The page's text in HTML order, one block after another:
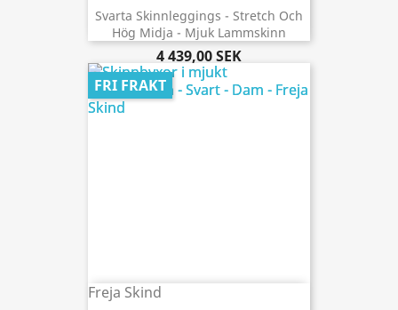
Svarta Skinnleggings - Stretch Och
Hög Midja - Mjuk Lammskinn
4 439,00 SEK
Freja Skind
FRI FRAKT